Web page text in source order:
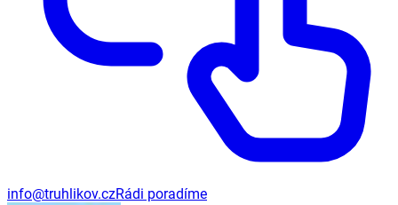
info@truhlikov.czRádi poradíme